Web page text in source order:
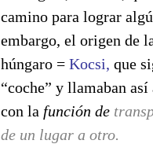
camino para lograr
embargo, el origen de
húngaro = Kocsi, que
“coche” y llamaban
con la función de
de un lugar a otro.